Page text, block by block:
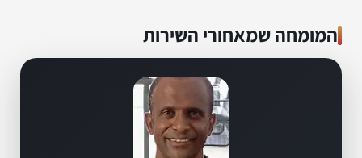
המומחה שמאחורי השירות